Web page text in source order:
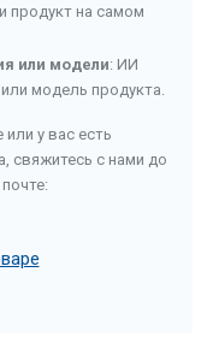
продукт на самом
или модели: ИИ
модель продукта.
у вас есть
свяжитесь с нами до